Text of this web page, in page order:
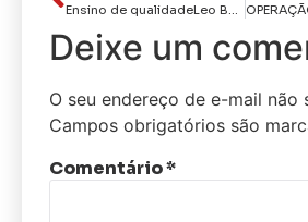
Ensino de qualidadeLeo Bezerra anuncia convocação de 97 aprovados no concurso da Educação e chega à marca de 500 novos profissionais
Deixe um
O seu endereço de e-mail não
Campos obrigatórios são
Comentário*